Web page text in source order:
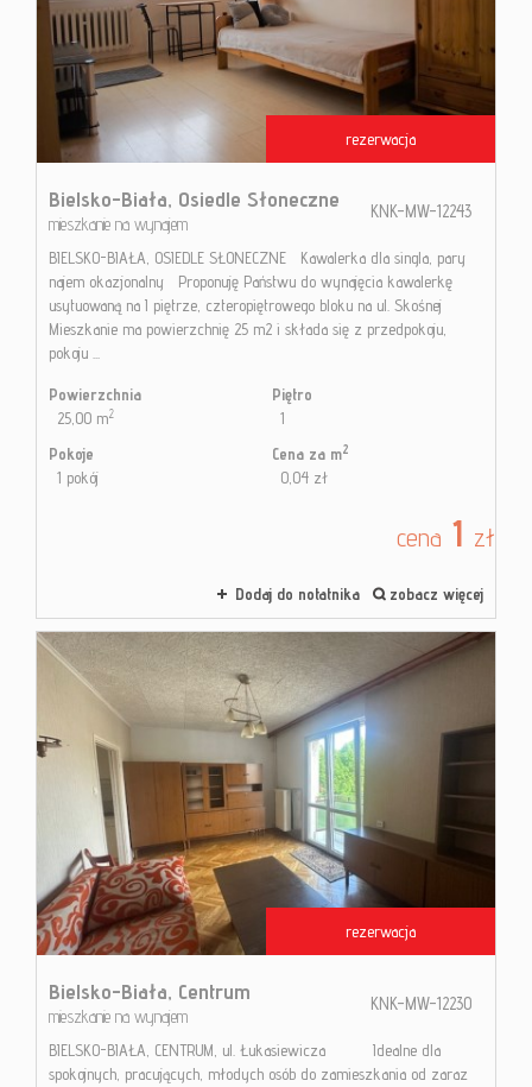
rezerwacja
Bielsko-Biała, Osiedle Słoneczne
mieszkanie na wynajem
KNK-MW-12243
BIELSKO-BIAŁA, OSIEDLE SŁONECZNE Kawalerka dla singla, pary
najem okazjonalny Proponuję Państwu do wynajęcia kawalerkę
usytuowaną na I piętrze, czteropiętrowego bloku na ul. Skośnej
Mieszkanie ma powierzchnię 25 m2 i składa się z przedpokoju,
pokoju ...
Powierzchnia
25,00 m2
Piętro
1
Pokoje
1 pokój
Cena za m2
0,04 zł
cena 1 zł
Dodaj do notatnika zobacz więcej
rezerwacja
Bielsko-Biała, Centrum
mieszkanie na wynajem
KNK-MW-12230
BIELSKO-BIAŁA, CENTRUM, ul. Łukasiewicza Idealne dla
spokojnych, pracujących, młodych osób do zamieszkania od zaraz